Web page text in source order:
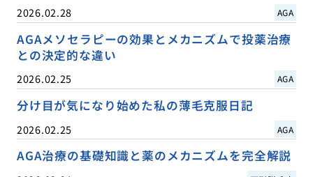
2026.02.28 AGA
AGAメソセラピーの効果とメカニズムで投薬治療
との決定的な違い
2026.02.25 AGA
分け目が気になり始めた私の薄毛克服日記
2026.02.25 AGA
AGA治療の基礎知識と薬のメカニズムを完全解説